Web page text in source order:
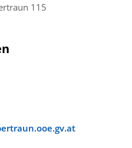
115